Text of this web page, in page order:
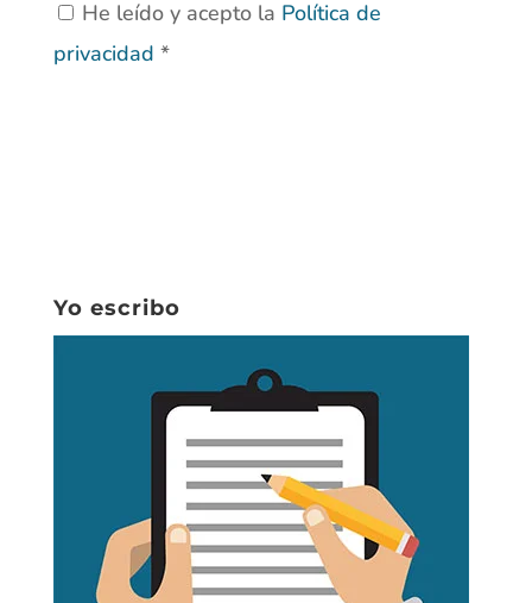
He leído y acepto la Política de
privacidad *
Yo escribo